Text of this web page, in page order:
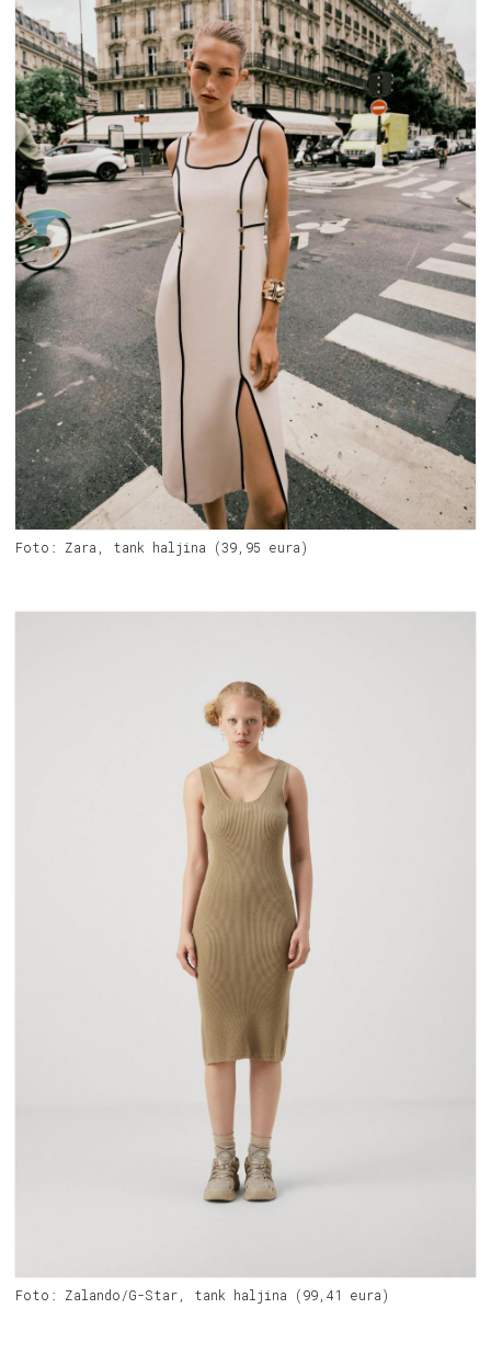
Foto: Zara, tank haljina (39,95 eura)
Foto: Zalando/G-Star, tank haljina (99,41 eura)